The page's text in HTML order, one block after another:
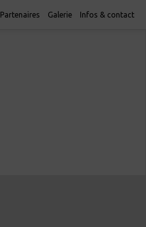
Partenaires Galerie Infos & contact